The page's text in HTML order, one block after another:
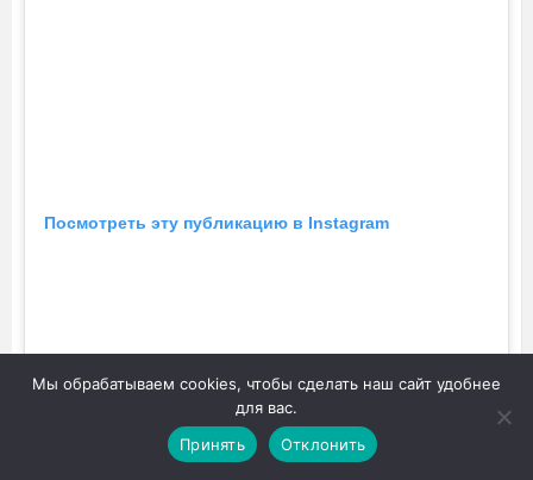
Посмотреть эту публикацию в Instagram
Мы обрабатываем cookies, чтобы сделать наш сайт удобнее
для вас.
Принять
Отклонить